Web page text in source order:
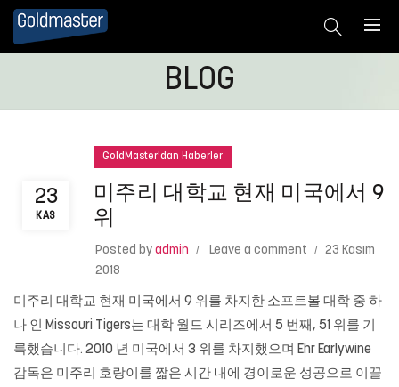
BLOG
23
KAS
GoldMaster'dan Haberler
미주리 대학교 현재 미국에서 9
위
Posted by admin Leave a comment
23 Kasım
2018
미주리 대학교 현재 미국에서 9 위를 차지한 소프트볼 대학 중 하
나 인 Missouri Tigers는 대학 월드 시리즈에서 5 번째, 51 위를 기
록했습니다. 2010 년 미국에서 3 위를 차지했으며 Ehr Earlywine
감독은 미주리 호랑이를 짧은 시간 내에 경이로운 성공으로 이끌